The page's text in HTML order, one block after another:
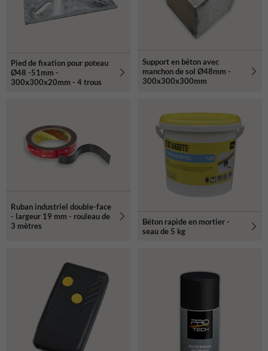
Pied de fixation pour poteau
Ø48 -51mm -
300x300x20mm - 4 trous
Support en béton avec
manchon de sol Ø48mm -
300x300x300mm
Ruban industriel double-face
- largeur 19 mm - rouleau de
3 mètres
Béton rapide en mortier -
seau de 5 kg